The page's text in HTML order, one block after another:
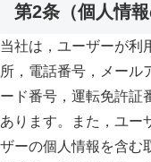
第2条（個人情報
当社は，ユーザーが利
所，電話番号，メール
ード番号，運転免許証
あります。また，ユー
ザーの個人情報を含む